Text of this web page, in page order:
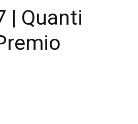
| Quanti